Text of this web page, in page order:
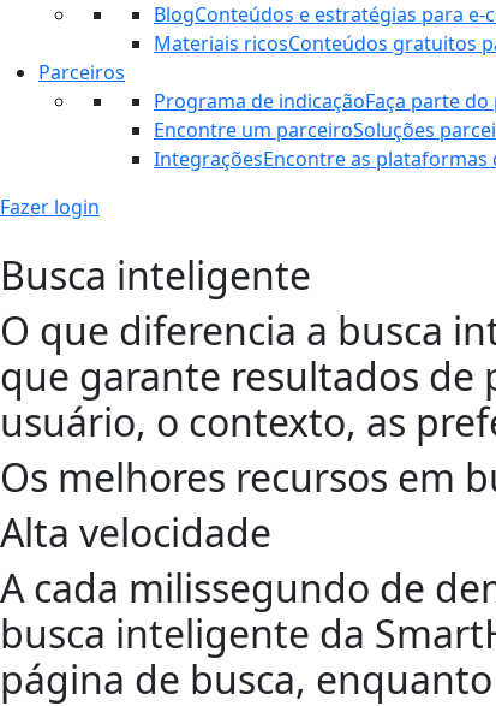
BlogConteúdos e estratégias para e-
Materiais ricosConteúdos gratuitos
Parceiros
Programa de indicaçãoFaça parte
Encontre um parceiroSoluções
IntegraçõesEncontre as
Fazer login
Busca inteligente
O que diferencia a busca
que garante resultados de
usuário, o contexto, as
Os melhores recursos em
Alta velocidade
A cada milissegundo de
busca inteligente da
página de busca,